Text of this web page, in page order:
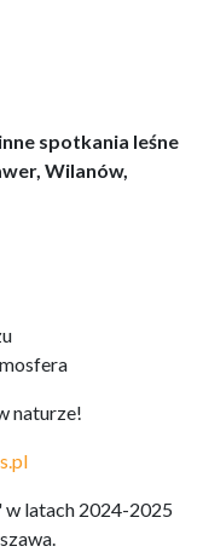
spotkania leśne
Wilanów,
naturze!
latach 2024-2025